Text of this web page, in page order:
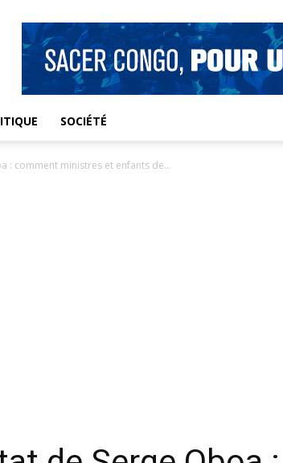
SOCIÉTÉ
: comment ministres et enfants de...